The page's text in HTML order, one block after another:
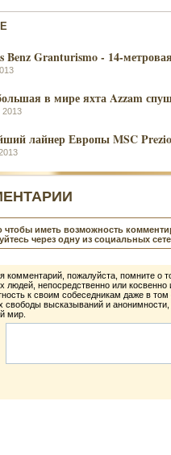
Benz Granturismo - 14-
в мире яхта Azzam
2013
лайнер Европы MSC
чтобы иметь возможность
через одну из социальных
комментарий, пожалуйста, помните о
людей, непосредственно или
к своим собеседникам даже в
свободы высказываний и
мир.